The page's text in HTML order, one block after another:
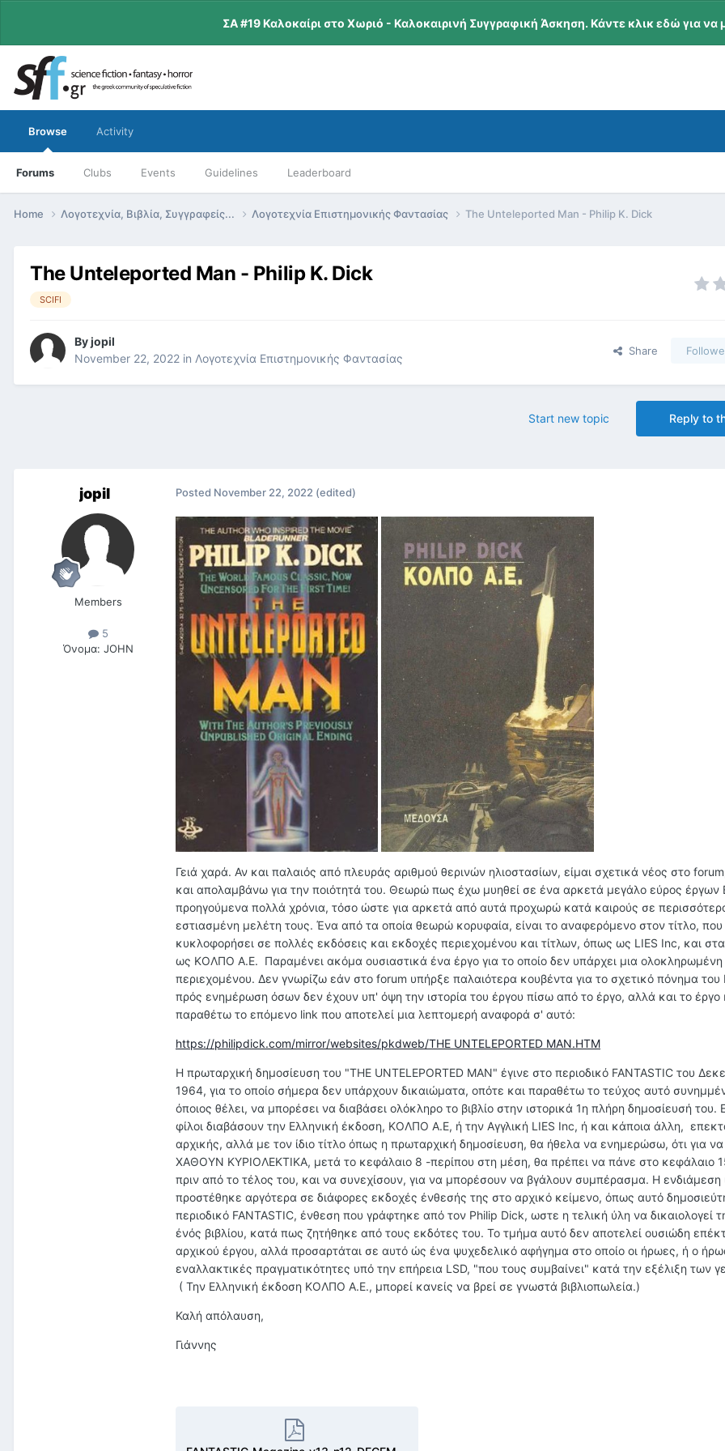
ΣΑ #19 Καλοκαίρι στο Χωριό - Καλοκαιρινή Συγγραφική Άσκηση. Κάντε κλικ εδώ για να
Browse
Forums Clubs Events Guidelines Leaderboard
Activity
Home Λογοτεχνία, Βιβλία, Συγγραφείς... Λογοτεχνία Επιστημονικής Φαντασίας The Unteleported Man - Philip K. Dick
The Unteleported Man - Philip K. Dick
SCIFI
Byjopil
November 22, 2022 in Λογοτεχνία Επιστημονικής Φαντασίας
Share
Reply to
Start new topic
jopil
Members
5
Όνομα: JOHN
Posted November 22, 2022 (edited)
Γειά χαρά. Αν και παλαιός από πλευράς αριθμού θερινών ηλιοστασίων, είμαι σχετικά νέος στο
και απολαμβάνω για την ποιότητά του. Θεωρώ πως έχω μυηθεί σε ένα αρκετά μεγάλο εύρος έργων
προηγούμενα πολλά χρόνια, τόσο ώστε για αρκετά από αυτά προχωρώ κατά καιρούς σε
εστιασμένη μελέτη τους. Ένα από τα οποία θεωρώ κορυφαία, είναι το αναφερόμενο στον τίτλο, που
κυκλοφορήσει σε πολλές εκδόσεις και εκδοχές περιεχομένου και τίτλων, όπως ως LIES Inc, και
ως ΚΟΛΠΟ Α.Ε. Παραμένει ακόμα ουσιαστικά ένα έργο για το οποίο δεν υπάρχει μια ολοκληρωμένη
περιεχομένου. Δεν γνωρίζω εάν στο forum υπήρξε παλαιότερα κουβέντα για το σχετικό πόνημα του
πρός ενημέρωση όσων δεν έχουν υπ' όψη την ιστορία του έργου πίσω από το έργο, αλλά και το έργο
παραθέτω το επόμενο link που αποτελεί μια λεπτομερή αναφορά σ' αυτό:
https://philipdick.com/mirror/websites/pkdweb/THE UNTELEPORTED MAN.HTM
Η πρωταρχική δημοσίευση του "THE UNTELEPORTED MAN" έγινε στο περιοδικό FANTASTIC του
1964, για το οποίο σήμερα δεν υπάρχουν δικαιώματα, οπότε και παραθέτω το τεύχος αυτό
όποιος θέλει, να μπορέσει να διαβάσει ολόκληρο το βιβλίο στην ιστορικά 1η πλήρη δημοσίευσή του.
φίλοι διαβάσουν την Ελληνική έκδοση, ΚΟΛΠΟ Α.Ε, ή την Αγγλική LIES Inc, ή και κάποια άλλη,
αρχικής, αλλά με τον ίδιο τίτλο όπως η πρωταρχική δημοσίευση, θα ήθελα να ενημερώσω, ότι για
ΧΑΘΟΥΝ ΚΥΡΙΟΛΕΚΤΙΚΑ, μετά το κεφάλαιο 8 -περίπου στη μέση, θα πρέπει να πάνε στο κεφάλαιο
πριν από το τέλος του, και να συνεχίσουν, για να μπορέσουν να βγάλουν συμπέρασμα. Η ενδιάμεση
προστέθηκε αργότερα σε διάφορες εκδοχές ένθεσής της στο αρχικό κείμενο, όπως αυτό
περιοδικό FANTASTIC, ένθεση που γράφτηκε από τον Philip Dick, ωστε η τελική ύλη να δικαιολογεί
ένός βιβλίου, κατά πως ζητήθηκε από τους εκδότες του. Το τμήμα αυτό δεν αποτελεί ουσιώδη
αρχικού έργου, αλλά προσαρτάται σε αυτό ώς ένα ψυχεδελικό αφήγημα στο οποίο οι ήρωες, ή ο
εναλλακτικές πραγματικότητες υπό την επήρεια LSD, "που τους συμβαίνει" κατά την εξέλιξη των
( Την Ελληνική έκδοση ΚΟΛΠΟ Α.Ε., μπορεί κανείς να βρεί σε γνωστά βιβλιοπωλεία.)
Καλή απόλαυση,
Γιάννης